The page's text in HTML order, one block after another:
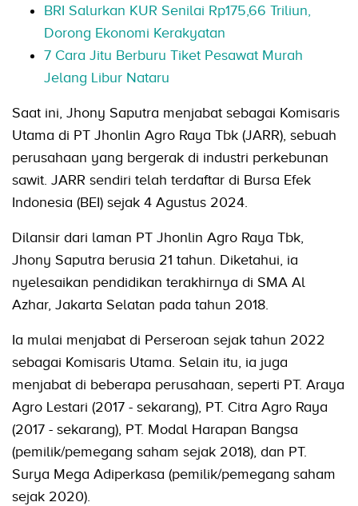
BRI Salurkan KUR Senilai Rp175,66 Triliun,
Dorong Ekonomi Kerakyatan
7 Cara Jitu Berburu Tiket Pesawat Murah
Jelang Libur Nataru
Saat ini, Jhony Saputra menjabat sebagai Komisaris
Utama di PT Jhonlin Agro Raya Tbk (JARR), sebuah
perusahaan yang bergerak di industri perkebunan
sawit. JARR sendiri telah terdaftar di Bursa Efek
Indonesia (BEI) sejak 4 Agustus 2024.
Dilansir dari laman PT Jhonlin Agro Raya Tbk,
Jhony Saputra berusia 21 tahun. Diketahui, ia
nyelesaikan pendidikan terakhirnya di SMA Al
Azhar, Jakarta Selatan pada tahun 2018.
Ia mulai menjabat di Perseroan sejak tahun 2022
sebagai Komisaris Utama. Selain itu, ia juga
menjabat di beberapa perusahaan, seperti PT. Araya
Agro Lestari (2017 - sekarang), PT. Citra Agro Raya
(2017 - sekarang), PT. Modal Harapan Bangsa
(pemilik/pemegang saham sejak 2018), dan PT.
Surya Mega Adiperkasa (pemilik/pemegang saham
sejak 2020).